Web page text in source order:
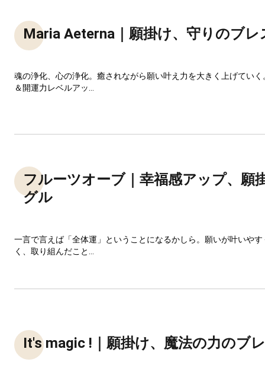
Maria Aeterna｜願掛け、守りのブレ
魂の浄化、心の浄化。癒されながら願い叶え力を大きく上げてい
＆開運力レベルアッ...
フルーツオーブ｜幸福感アップ、願
グル
一言で言えば「全体運」ということになるかしら。願いが叶いや
く、取り組んだこと...
It's magic !｜願掛け、魔法の力のブ